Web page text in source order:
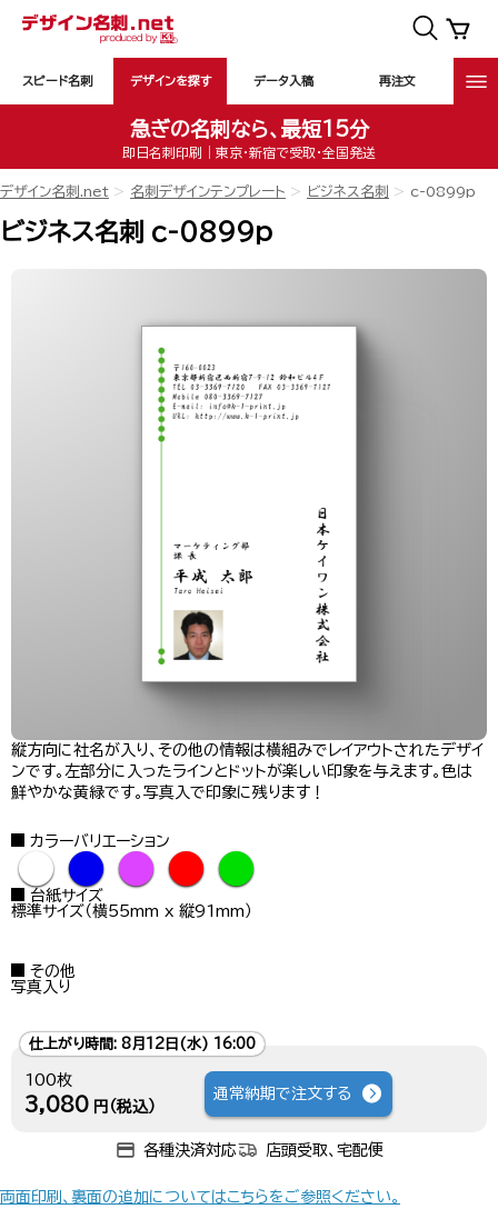
スピード名刺 デザインを探す データ入稿 再注文
急ぎの名刺なら、最短15分
即日名刺印刷｜東京・新宿で受取・全国発送
デザイン名刺.net 名刺デザインテンプレート ビジネス名刺 c-0899p
ビジネス名刺 c-0899p
縦方向に社名が入り、その他の情報は横組みでレイアウトされたデザイ
ンです。左部分に入ったラインとドットが楽しい印象を与えます。色は
鮮やかな黄緑です。写真入で印象に残ります！
カラーバリエーション
● ● ● ● ●
台紙サイズ
標準サイズ（横55mm x 縦91mm）
その他
写真入り
仕上がり時間: 8月12日(水) 16:00
100枚
3,080 円（税込）
通常納期で注文する
各種決済対応 店頭受取、宅配便
両面印刷、裏面の追加についてはこちらをご参照ください。